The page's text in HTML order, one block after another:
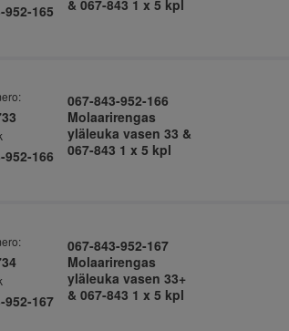
952-165
& 067-843 1 x 5 kpl
952-166
067-843-952-166
Molaarirengas
yläleuka vasen 33 &
067-843 1 x 5 kpl
952-167
067-843-952-167
Molaarirengas
yläleuka vasen 33+
& 067-843 1 x 5 kpl